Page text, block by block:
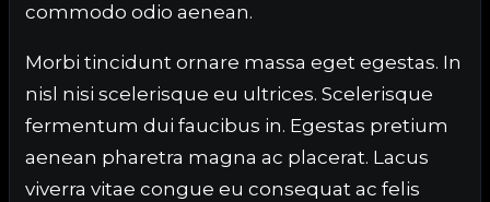
commodo odio aenean.
Morbi tincidunt ornare massa eget egestas. In
nisl nisi scelerisque eu ultrices. Scelerisque
fermentum dui faucibus in. Egestas pretium
aenean pharetra magna ac placerat. Lacus
viverra vitae congue eu consequat ac felis